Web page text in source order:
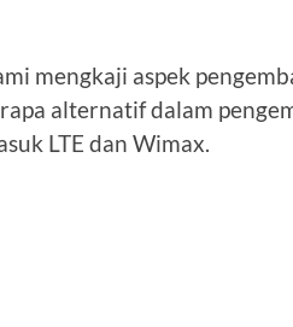
mengkaji aspek
alternatif dalam
LTE dan Wimax.